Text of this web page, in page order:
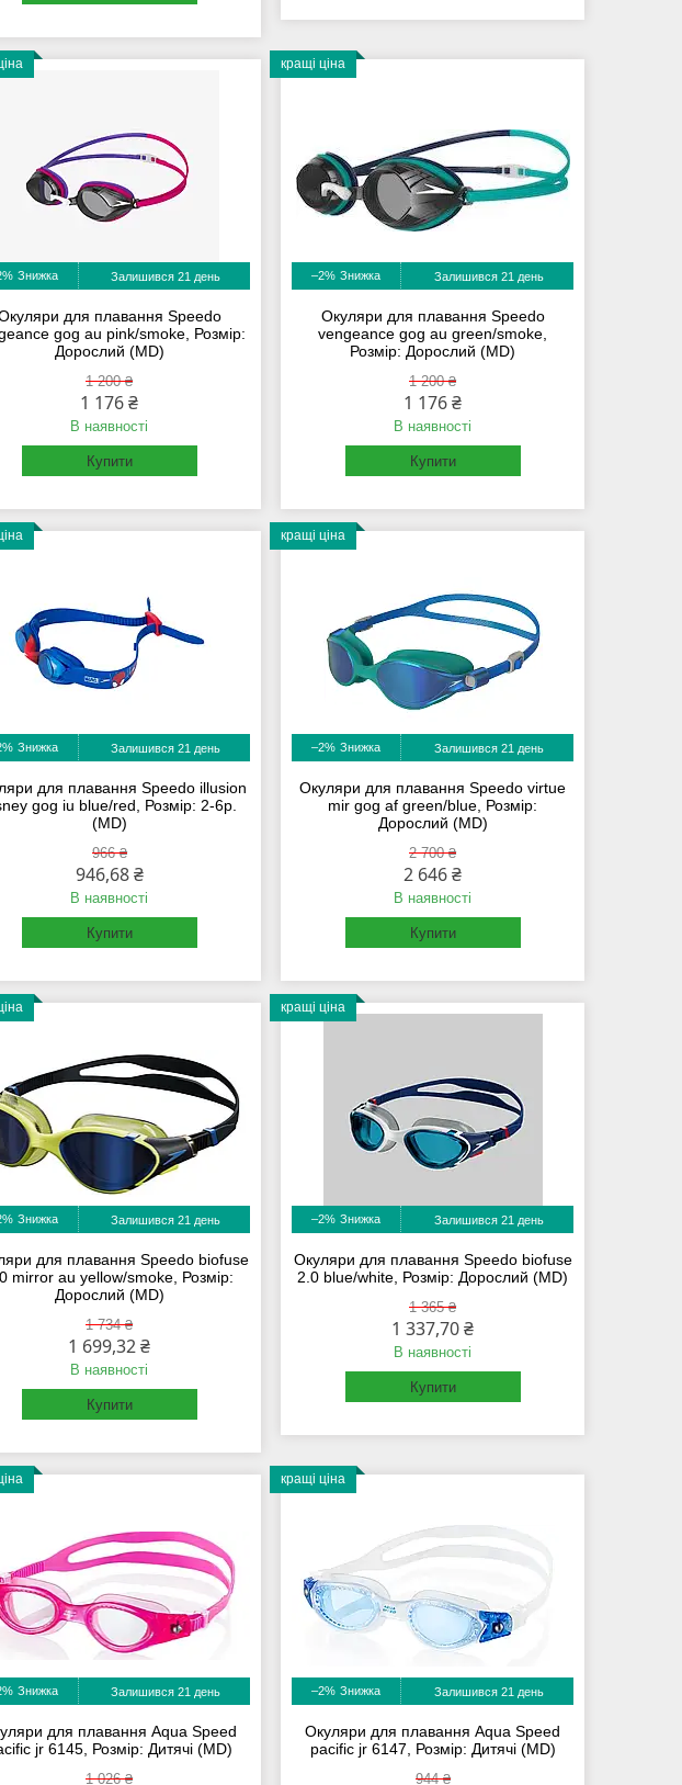
Залишився 21 день
для плавання Speedo
gog au pink/smoke, Розмір:
Дорослий (MD)
1 200 ₴
1 176 ₴
В наявності
Купити
кращі ціна
–2% Залишився 21 день
Окуляри для плавання Speedo
vengeance gog au green/smoke,
Розмір: Дорослий (MD)
1 200 ₴
1 176 ₴
В наявності
Купити
Залишився 21 день
для плавання Speedo illusion
gog iu blue/red, Розмір: 2-6р.
(MD)
966 ₴
946,68 ₴
В наявності
Купити
кращі ціна
–2% Залишився 21 день
Окуляри для плавання Speedo virtue
mir gog af green/blue, Розмір:
Дорослий (MD)
2 700 ₴
2 646 ₴
В наявності
Купити
Залишився 21 день
для плавання Speedo biofuse
mirror au yellow/smoke, Розмір:
Дорослий (MD)
1 734 ₴
1 699,32 ₴
В наявності
Купити
кращі ціна
–2% Залишився 21 день
Окуляри для плавання Speedo biofuse
2.0 blue/white, Розмір: Дорослий (MD)
1 365 ₴
1 337,70 ₴
В наявності
Купити
Залишився 21 день
для плавання Aqua Speed
jr 6145, Розмір: Дитячі (MD)
1 026 ₴
кращі ціна
–2% Залишився 21 день
Окуляри для плавання Aqua Speed
pacific jr 6147, Розмір: Дитячі (MD)
944 ₴